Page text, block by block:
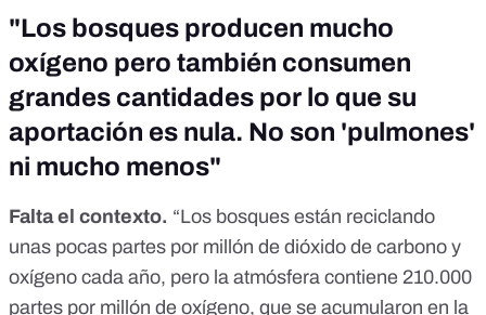
"Los bosques producen mucho
oxígeno pero también consumen
grandes cantidades por lo que su
aportación es nula. No son 'pulmones'
ni mucho menos"
Falta el contexto. “Los bosques están reciclando
unas pocas partes por millón de dióxido de carbono y
oxígeno cada año, pero la atmósfera contiene 210.000
partes por millón de oxígeno, que se acumularon en la